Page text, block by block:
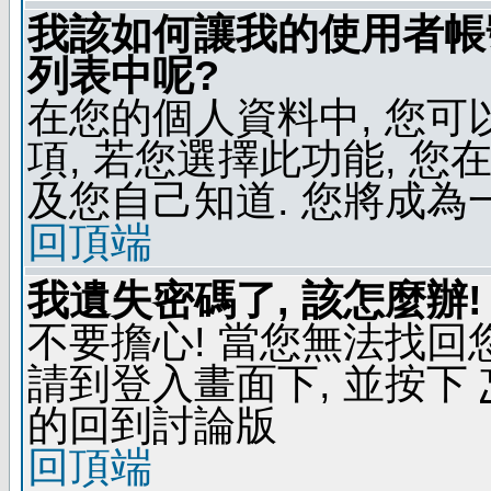
我該如何讓我的使用者
列表中呢?
在您的個人資料中, 您可
項, 若您選擇此功能, 您
及您自己知道. 您將成為
回頂端
我遺失密碼了, 該怎麼辦!
不要擔心! 當您無法找回
請到登入畫面下, 並按下
的回到討論版
回頂端